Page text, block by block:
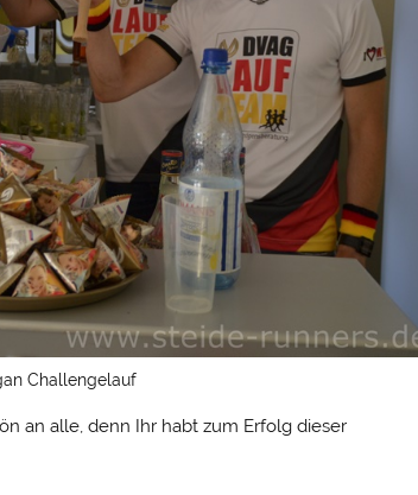
Challengelauf
an alle, denn Ihr habt zum Erfolg dieser